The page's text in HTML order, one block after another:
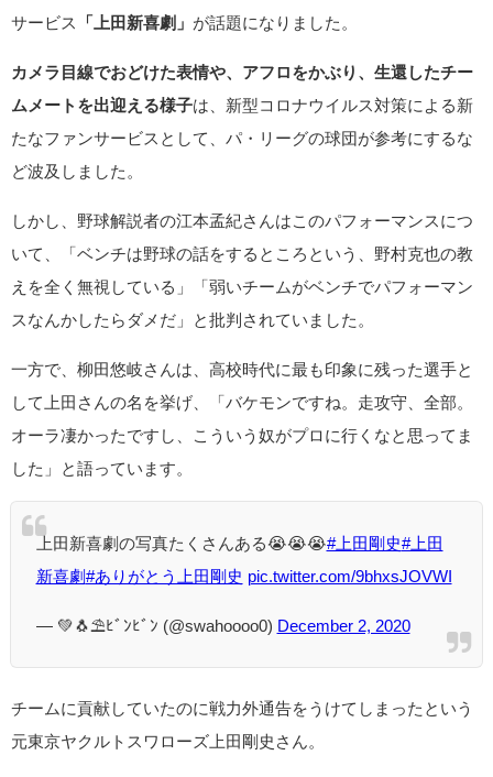
サービス
「上田新喜劇」 が話題になりました。
カメラ目線でおどけた表情や、アフロをかぶり、生還したチー
ムメートを出迎える様子は、新型コロナウイルス対策による新
たなファンサービスとして、パ・リーグの球団が参考にするな
ど波及しました。
しかし、野球解説者の江本孟紀さんはこのパフォーマンスにつ
いて、「ベンチは野球の話をするところという、野村克也の教
えを全く無視している」「弱いチームがベンチでパフォーマン
スなんかしたらダメだ」と批判されていました。
一方で、柳田悠岐さんは、高校時代に最も印象に残った選手と
して上田さんの名を挙げ、「バケモンですね。走攻守、全部。
オーラ凄かったですし、こういう奴がプロに行くなと思ってま
した」と語っています。
上田新喜劇の写真たくさんある😭😭😭#上田剛史#上田
新喜劇 #ありがとう上田剛史 pic.twitter.com/9bhxsJOVWI
— 💚🐧⛱ﾋﾞﾝﾋﾞﾝ (@swahoooo0) December 2, 2020
チームに貢献していたのに戦力外通告をうけてしまったという
元東京ヤクルトスワローズ上田剛史さん。